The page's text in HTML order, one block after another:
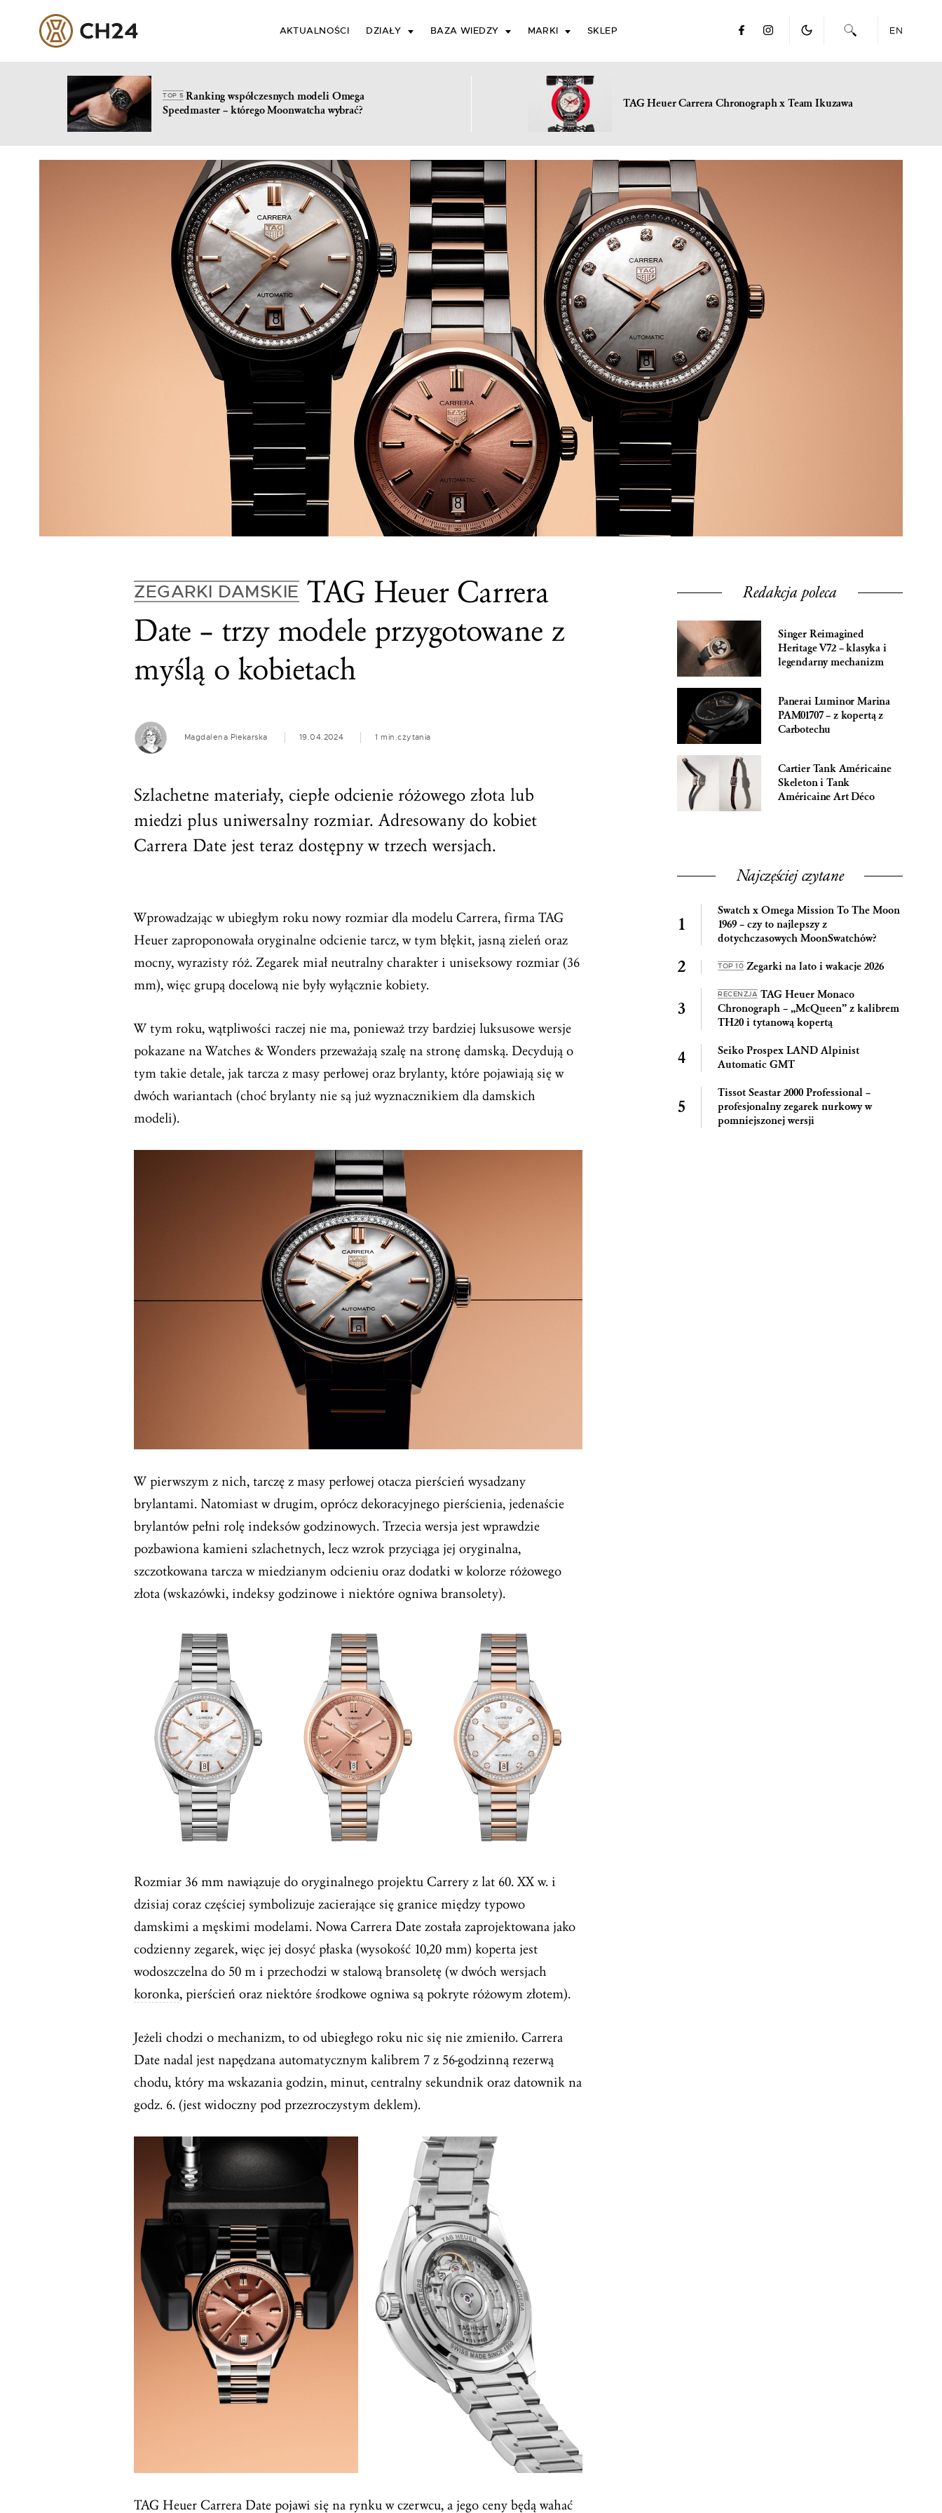
AKTUALNOŚCI DZIAŁY BAZA WIEDZY MARKI SKLEP EN
TOP 5Ranking współczesnych modeli Omega
Speedmaster – którego Moonwatcha wybrać?
TAG Heuer Carrera Chronograph x Team Ikuzawa
ZEGARKI DAMSKIETAG Heuer Carrera
Date – trzy modele przygotowane z
myślą o kobietach
Magdalena Piekarska 19.04.2024 1 min.czytania
Szlachetne materiały, ciepłe odcienie różowego złota lub
miedzi plus uniwersalny rozmiar. Adresowany do kobiet
Carrera Date jest teraz dostępny w trzech wersjach.
Wprowadzając w ubiegłym roku nowy rozmiar dla modelu Carrera, firma TAG
Heuer zaproponowała oryginalne odcienie tarcz, w tym błękit, jasną zieleń oraz
mocny, wyrazisty róż. Zegarek miał neutralny charakter i uniseksowy rozmiar (36
mm), więc grupą docelową nie były wyłącznie kobiety.
W tym roku, wątpliwości raczej nie ma, ponieważ trzy bardziej luksusowe wersje
pokazane na Watches & Wonders przeważają szalę na stronę damską. Decydują o
tym takie detale, jak tarcza z masy perłowej oraz brylanty, które pojawiają się w
dwóch wariantach (choć brylanty nie są już wyznacznikiem dla damskich
modeli).
W pierwszym z nich, tarczę z masy perłowej otacza pierścień wysadzany
brylantami. Natomiast w drugim, oprócz dekoracyjnego pierścienia, jedenaście
brylantów pełni rolę indeksów godzinowych. Trzecia wersja jest wprawdzie
pozbawiona kamieni szlachetnych, lecz wzrok przyciąga jej oryginalna,
szczotkowana tarcza w miedzianym odcieniu oraz dodatki w kolorze różowego
złota (wskazówki, indeksy godzinowe i niektóre ogniwa bransolety).
Rozmiar 36 mm nawiązuje do oryginalnego projektu Carrery z lat 60. XX w. i
dzisiaj coraz częściej symbolizuje zacierające się granice między typowo
damskimi a męskimi modelami. Nowa Carrera Date została zaprojektowana jako
codzienny zegarek, więc jej dosyć płaska (wysokość 10,20 mm) koperta jest
wodoszczelna do 50 m i przechodzi w stalową bransoletę (w dwóch wersjach
koronka, pierścień oraz niektóre środkowe ogniwa są pokryte różowym złotem).
Jeżeli chodzi o mechanizm, to od ubiegłego roku nic się nie zmieniło. Carrera
Date nadal jest napędzana automatycznym kalibrem 7 z 56-godzinną rezerwą
chodu, który ma wskazania godzin, minut, centralny sekundnik oraz datownik na
godz. 6. (jest widoczny pod przezroczystym deklem).
TAG Heuer Carrera Date pojawi się na rynku w czerwcu, a jego ceny będą wahać
Redakcja poleca
Singer Reimagined
Heritage V72 – klasyka i
legendarny mechanizm
Panerai Luminor Marina
PAM01707 – z kopertą z
Carbotechu
Cartier Tank Américaine
Skeleton i Tank
Américaine Art Déco
Najczęściej czytane
Swatch x Omega Mission To The Moon
1969 – czy to najlepszy z
dotychczasowych MoonSwatchów?
TOP 10 Zegarki na lato i wakacje 2026
RECENZJA TAG Heuer Monaco
Chronograph – „McQueen” z kalibrem
TH20 i tytanową kopertą
Seiko Prospex LAND Alpinist
Automatic GMT
Tissot Seastar 2000 Professional –
profesjonalny zegarek nurkowy w
pomniejszonej wersji